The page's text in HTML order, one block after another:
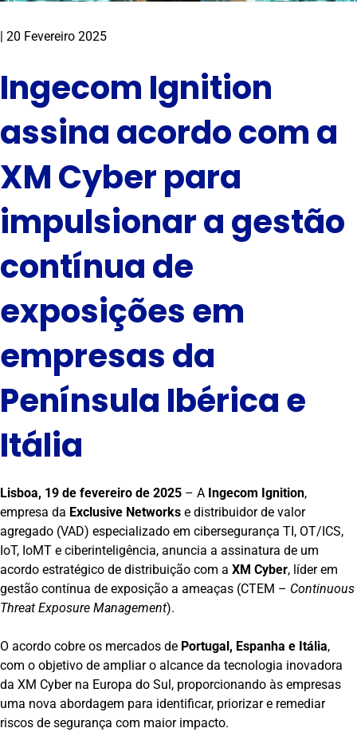
| 20 Fevereiro 2025
Ingecom Ignition
assina acordo com a
XM Cyber para
impulsionar a gestão
contínua de
exposições em
empresas da
Península Ibérica e
Itália
Lisboa, 19 de fevereiro de 2025 – A Ingecom Ignition,
empresa da Exclusive Networks e distribuidor de valor
agregado (VAD) especializado em cibersegurança TI, OT/ICS,
IoT, IoMT e ciberinteligência, anuncia a assinatura de um
acordo estratégico de distribuição com a XM Cyber, líder em
gestão contínua de exposição a ameaças (CTEM – Continuous
Threat Exposure Management).
O acordo cobre os mercados de Portugal, Espanha e Itália,
com o objetivo de ampliar o alcance da tecnologia inovadora
da XM Cyber na Europa do Sul, proporcionando às empresas
uma nova abordagem para identificar, priorizar e remediar
riscos de segurança com maior impacto.